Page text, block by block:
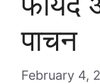
पाचन
February 4,